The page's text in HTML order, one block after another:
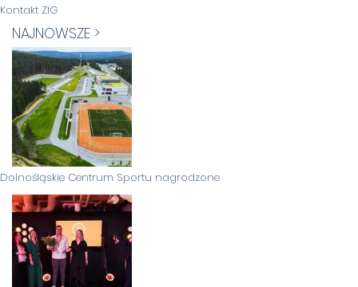
Kontakt ZIG
NAJNOWSZE >
Dolnośląskie Centrum Sportu nagrodzone